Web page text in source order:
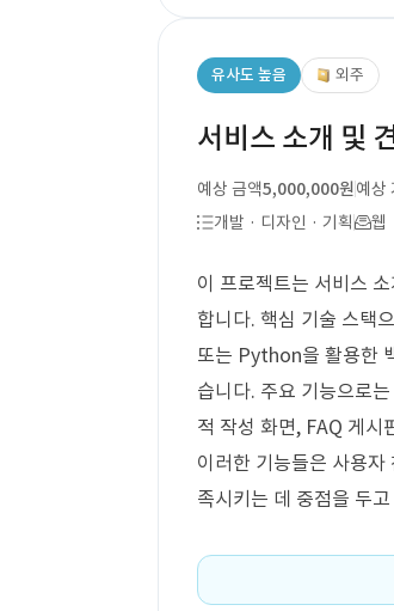
유사도 높음 외주
서비스 소개 및
예상 금액5,000,000원예상
개발 · 디자인 · 기획
웹
이 프로젝트는 서비스
합니다. 핵심 기술 스택
또는 Python을 활용한
습니다. 주요 기능으로
적 작성 화면, FAQ 게시
이러한 기능들은 사용
족시키는 데 중점을 두